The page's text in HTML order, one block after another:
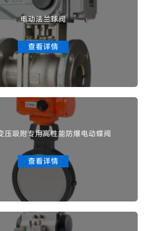
电动法兰球阀
查看详情
压吸附专用高性能防爆电动蝶阀
查看详情